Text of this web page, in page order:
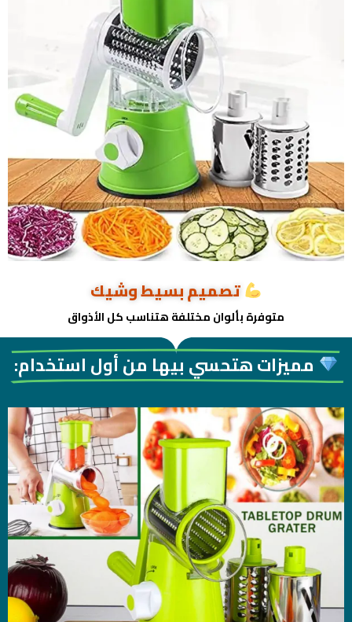
تصميم بسيط وشيك
متوفرة بألوان مختلفة هتناسب كل الأذواق
مميزات هتحسي بيها من أول استخدام: